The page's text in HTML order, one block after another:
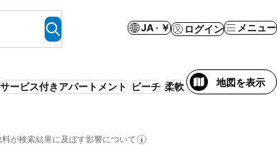
JA · ￥ ログイン メニュー
サービス付きアパートメント ビーチ 柔軟なキャンセルポリシ
地図を表示
が検索結果に及ぼす影響について